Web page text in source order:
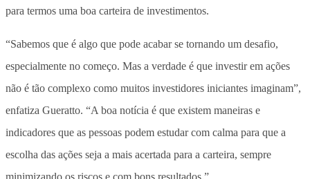
para termos uma boa carteira de investimentos.
“Sabemos que é algo que pode acabar se tornando um desafio,
especialmente no começo. Mas a verdade é que investir em ações
não é tão complexo como muitos investidores iniciantes imaginam”,
enfatiza Gueratto. “A boa notícia é que existem maneiras e
indicadores que as pessoas podem estudar com calma para que a
escolha das ações seja a mais acertada para a carteira, sempre
minimizando os riscos e com bons resultados.”